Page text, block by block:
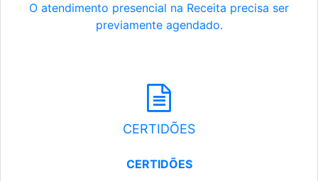
O atendimento presencial na Receita precisa ser
previamente agendado.
CERTIDÕES
CERTIDÕES